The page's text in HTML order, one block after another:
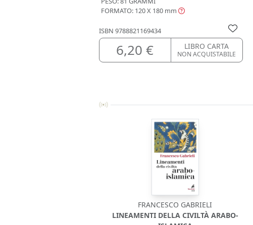
FORMATO: 120 X 180 mm
ISBN 9788821169434
6,20 € LIBRO CARTA
NON ACQUISTABILE
FRANCESCO GABRIELI
LINEAMENTI DELLA CIVILTÀ ARABO-